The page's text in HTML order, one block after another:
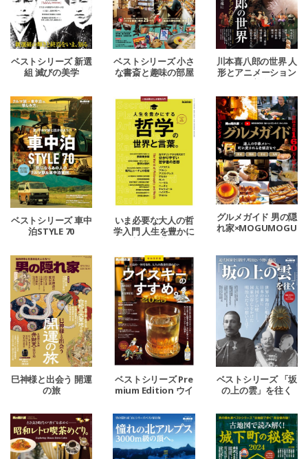
ベストシリーズ 新選
組 滅びの美学
ベストシリーズ 小さ
な書斎と趣味の部屋
川本喜八郎の世界 人
形とアニメーション
ベストシリーズ 車中
泊STYLE 70
いま必要な大人の哲
学入門 人生を豊かに
する哲学の世界と言
葉。
グルメガイド 男の隠
れ家×MOGUMOGU
巳神様と出会う 開運
の旅
ベストシリーズ Pre
mium Edition ウイ
25
ベストシリーズ 「坂
の上の雲」を往く